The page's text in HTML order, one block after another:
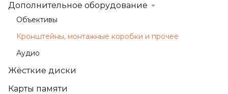
Дополнительное оборудование
Объективы
Кронштейны, монтажные коробки и прочее
Аудио
Жёсткие диски
Карты памяти